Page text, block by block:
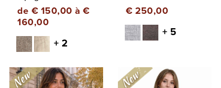
de € 150,00 à €
160,00
+ 2
€ 250,00
+ 5